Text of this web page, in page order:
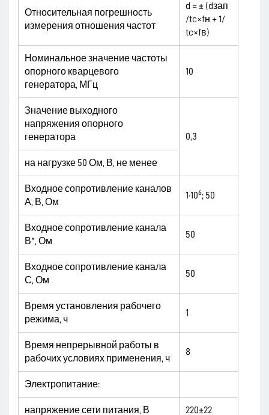
Относительная погрешность
измерения отношения частот
d = ± (dзап
/tc×fн + 1/
tc×fв)
Номинальное значение частоты
опорного кварцевого
генератора, МГц
10
Значение выходного
напряжения опорного
генератора
0,3
на нагрузке 50 Ом, В, не менее
Входное сопротивление каналов
А, В, Ом
1·106; 50
Входное сопротивление канала
В*, Ом
50
Входное сопротивление канала
С, Ом
50
Время установления рабочего
режима, ч
1
Время непрерывной работы в
рабочих условиях применения, ч
8
Электропитание:
напряжение сети питания, В 220±22